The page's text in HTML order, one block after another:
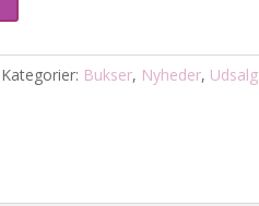
Kategorier: Bukser, Nyheder, Udsalg